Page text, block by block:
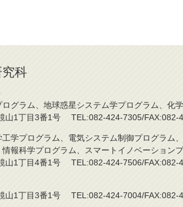
科
グラム、地球惑星システム学プログラム、化
1丁目3番1号 TEL:082-424-7305/FAX:082-
学プログラム、電気システム制御プログラ
報科学プログラム、スマートイノベーション
1丁目4番1号 TEL:082-424-7506/FAX:082-
1丁目3番1号 TEL:082-424-7004/FAX:082-